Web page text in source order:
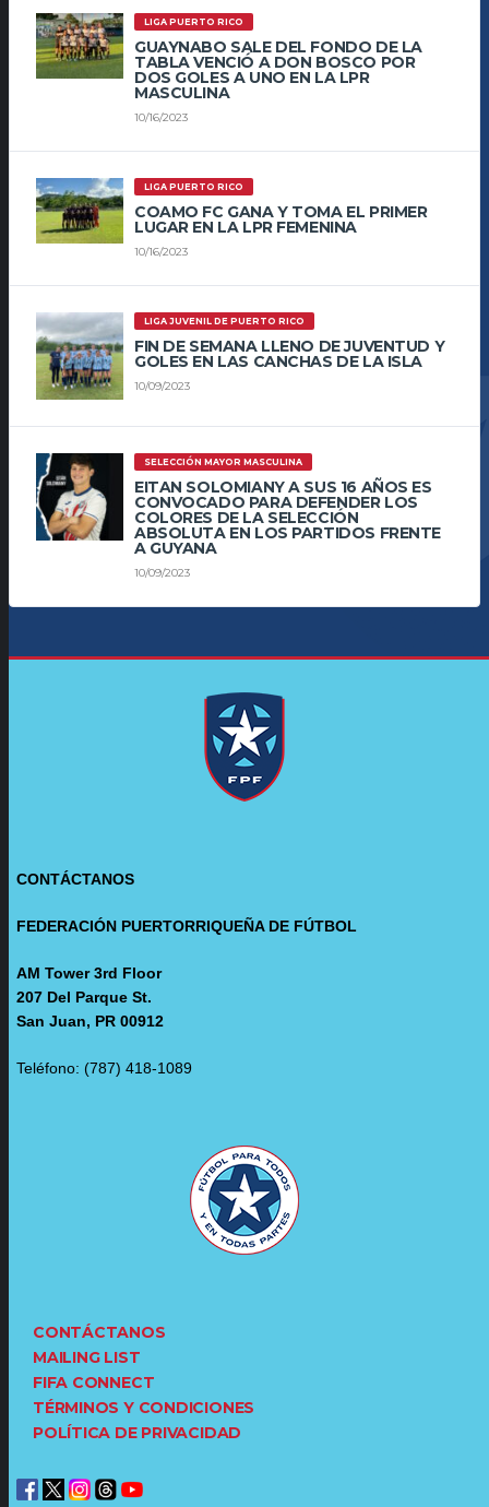
LIGA PUERTO RICO
GUAYNABO SALE DEL FONDO DE LA
TABLA VENCIÓ A DON BOSCO POR
DOS GOLES A UNO EN LA LPR
MASCULINA
10/16/2023
LIGA PUERTO RICO
COAMO FC GANA Y TOMA EL PRIMER
LUGAR EN LA LPR FEMENINA
10/16/2023
LIGA JUVENIL DE PUERTO RICO
FIN DE SEMANA LLENO DE JUVENTUD Y
GOLES EN LAS CANCHAS DE LA ISLA
10/09/2023
SELECCIÓN MAYOR MASCULINA
EITAN SOLOMIANY A SUS 16 AÑOS ES
CONVOCADO PARA DEFENDER LOS
COLORES DE LA SELECCIÓN
ABSOLUTA EN LOS PARTIDOS FRENTE
A GUYANA
10/09/2023
CONTÁCTANOS
FEDERACIÓN PUERTORRIQUEÑA DE FÚTBOL
AM Tower 3rd Floor
207 Del Parque St.
San Juan, PR 00912
Teléfono: (787) 418-1089
CONTÁCTANOS
MAILING LIST
FIFA CONNECT
TÉRMINOS Y CONDICIONES
POLÍTICA DE PRIVACIDAD